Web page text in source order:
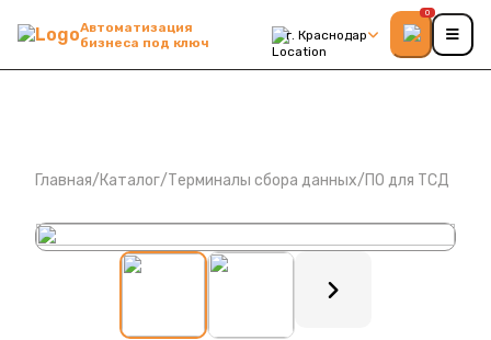
Автоматизация
бизнеса под ключ
г. Краснодар
0
Главная/Каталог/Терминалы сбора данных/ПО для ТСД